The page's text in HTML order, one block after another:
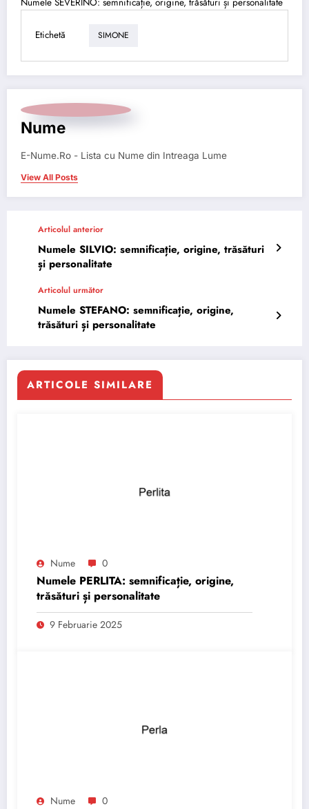
Etichetă SIMONE
Nume
E-Nume.Ro - Lista cu Nume din Intreaga Lume
View All Posts
Articolul anterior
Numele SILVIO: semnificație, origine, trăsături
și personalitate
Articolul următor
Numele STEFANO: semnificație, origine,
trăsături și personalitate
ARTICOLE SIMILARE
Nume 0
Numele PERLITA: semnificație, origine,
trăsături și personalitate
9 Februarie 2025
Nume 0